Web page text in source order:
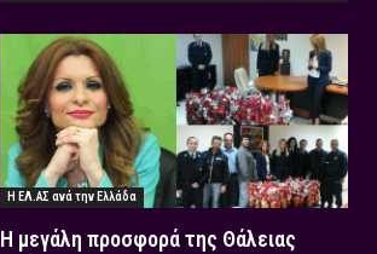
Η ΕΛ.ΑΣ ανά την Ελλάδα
Η μεγάλη προσφορά της Θάλειας